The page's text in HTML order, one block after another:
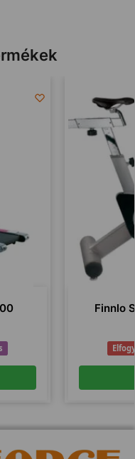
Finnlo